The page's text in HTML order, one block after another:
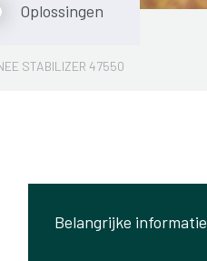
STABILIZER 47550
Oplossingen
Belangrijke informatie